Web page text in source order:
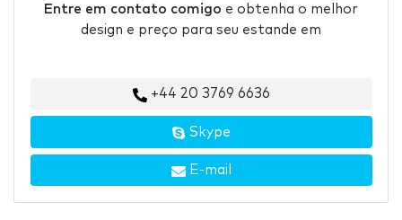
Entre em contato comigo e obtenha o melhor
design e preço para seu estande em
+44 20 3769 6636
Skype
E-mail